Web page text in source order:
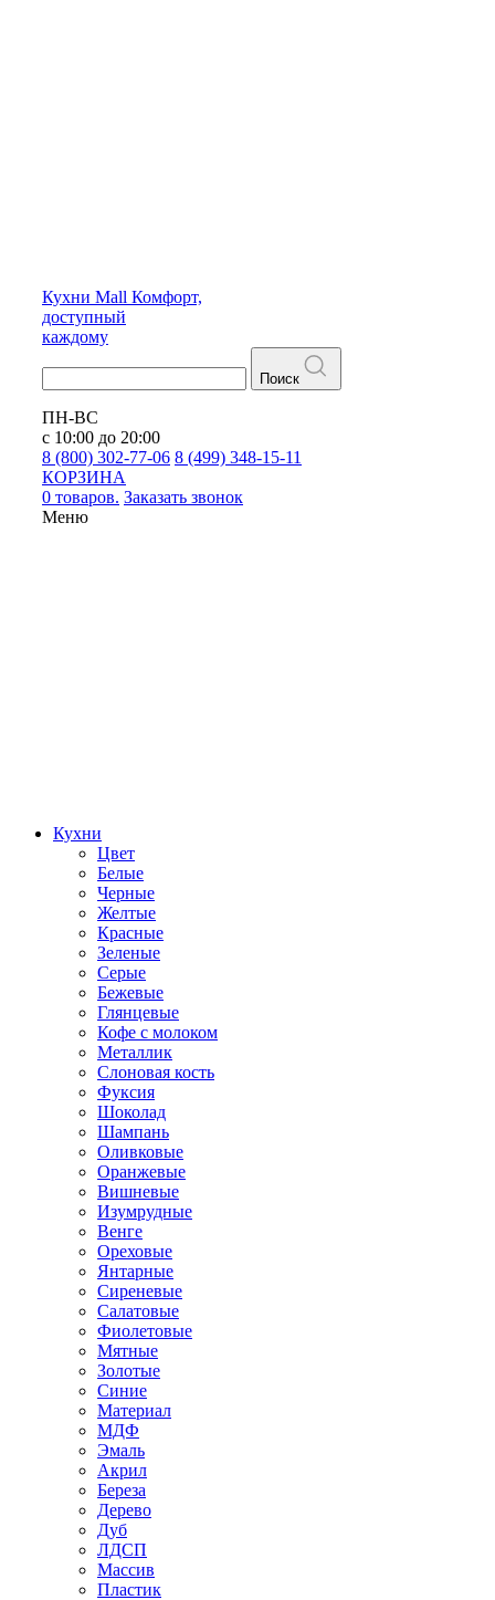
Кухни Mall Комфорт,
доступный
каждому
Поиск
ПН-ВС
с 10:00 до 20:00
8 (800) 302-77-06 8 (499) 348-15-11
КОРЗИНА
0 товаров. Заказать звонок
Меню
Кухни
Цвет
Белые
Черные
Желтые
Красные
Зеленые
Серые
Бежевые
Глянцевые
Кофе с молоком
Металлик
Слоновая кость
Фуксия
Шоколад
Шампань
Оливковые
Оранжевые
Вишневые
Изумрудные
Венге
Ореховые
Янтарные
Сиреневые
Салатовые
Фиолетовые
Мятные
Золотые
Синие
Материал
МДФ
Эмаль
Акрил
Береза
Дерево
Дуб
ЛДСП
Массив
Пластик